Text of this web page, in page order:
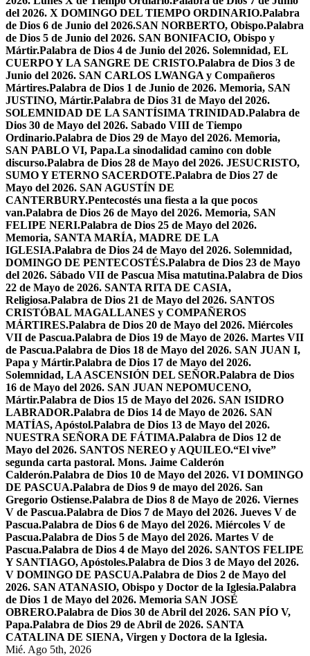
del 2026. X DOMINGO DEL TIEMPO ORDINARIO.Palabra
de Dios 6 de Junio del 2026.SAN NORBERTO, Obispo.Palabra
de Dios 5 de Junio del 2026. SAN BONIFACIO, Obispo y
Mártir.Palabra de Dios 4 de Junio del 2026. Solemnidad, EL
CUERPO Y LA SANGRE DE CRISTO.Palabra de Dios 3 de
Junio del 2026. SAN CARLOS LWANGA y Compañeros
Mártires.Palabra de Dios 1 de Junio de 2026. Memoria, SAN
JUSTINO, Mártir.Palabra de Dios 31 de Mayo del 2026.
SOLEMNIDAD DE LA SANTÍSIMA TRINIDAD.Palabra de
Dios 30 de Mayo del 2026. Sabado VIII de Tiempo
Ordinario.Palabra de Dios 29 de Mayo del 2026. Memoria,
SAN PABLO VI, Papa.La sinodalidad camino con doble
discurso.Palabra de Dios 28 de Mayo del 2026. JESUCRISTO,
SUMO Y ETERNO SACERDOTE.Palabra de Dios 27 de
Mayo del 2026. SAN AGUSTÍN DE
CANTERBURY.Pentecostés una fiesta a la que pocos
van.Palabra de Dios 26 de Mayo del 2026. Memoria, SAN
FELIPE NERI.Palabra de Dios 25 de Mayo del 2026.
Memoria, SANTA MARÍA, MADRE DE LA
IGLESIA.Palabra de Dios 24 de Mayo del 2026. Solemnidad,
DOMINGO DE PENTECOSTÉS.Palabra de Dios 23 de Mayo
del 2026. Sábado VII de Pascua Misa matutina.Palabra de Dios
22 de Mayo de 2026. SANTA RITA DE CASIA,
Religiosa.Palabra de Dios 21 de Mayo del 2026. SANTOS
CRISTÓBAL MAGALLANES y COMPAÑEROS
MÁRTIRES.Palabra de Dios 20 de Mayo del 2026. Miércoles
VII de Pascua.Palabra de Dios 19 de Mayo de 2026. Martes VII
de Pascua.Palabra de Dios 18 de Mayo del 2026. SAN JUAN I,
Papa y Mártir.Palabra de Dios 17 de Mayo del 2026.
Solemnidad, LA ASCENSIÓN DEL SEÑOR.Palabra de Dios
16 de Mayo del 2026. SAN JUAN NEPOMUCENO,
Mártir.Palabra de Dios 15 de Mayo del 2026. SAN ISIDRO
LABRADOR.Palabra de Dios 14 de Mayo de 2026. SAN
MATÍAS, Apóstol.Palabra de Dios 13 de Mayo del 2026.
NUESTRA SEÑORA DE FÁTIMA.Palabra de Dios 12 de
Mayo del 2026. SANTOS NEREO y AQUILEO.“El vive”
segunda carta pastoral. Mons. Jaime Calderón
Calderón.Palabra de Dios 10 de Mayo del 2026. VI DOMINGO
DE PASCUA.Palabra de Dios 9 de mayo del 2026. San
Gregorio Ostiense.Palabra de Dios 8 de Mayo de 2026. Viernes
V de Pascua.Palabra de Dios 7 de Mayo del 2026. Jueves V de
Pascua.Palabra de Dios 6 de Mayo del 2026. Miércoles V de
Pascua.Palabra de Dios 5 de Mayo del 2026. Martes V de
Pascua.Palabra de Dios 4 de Mayo del 2026. SANTOS FELIPE
Y SANTIAGO, Apóstoles.Palabra de Dios 3 de Mayo del 2026.
V DOMINGO DE PASCUA.Palabra de Dios 2 de Mayo del
2026. SAN ATANASIO, Obispo y Doctor de la Iglesia.Palabra
de Dios 1 de Mayo del 2026. Memoria SAN JOSÉ
OBRERO.Palabra de Dios 30 de Abril del 2026. SAN PÍO V,
Papa.Palabra de Dios 29 de Abril de 2026. SANTA
CATALINA DE SIENA, Virgen y Doctora de la Iglesia.
Mié. Ago 5th, 2026